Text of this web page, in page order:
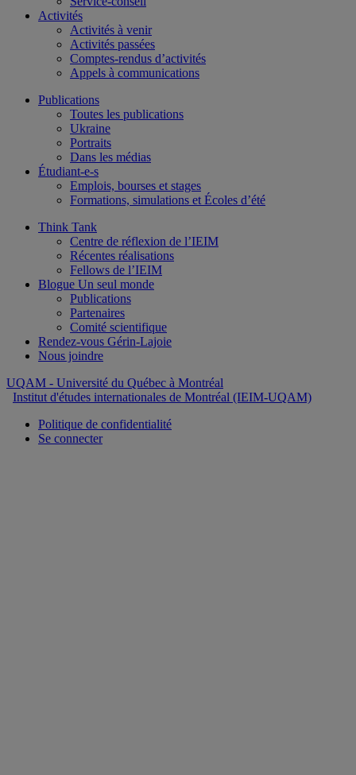
Activités
Activités à venir
Activités passées
Comptes-rendus d’activités
Appels à communications
Publications
Toutes les publications
Ukraine
Portraits
Dans les médias
Étudiant-e-s
Emplois, bourses et stages
Formations, simulations et Écoles d’été
Think Tank
Centre de réflexion de l’IEIM
Récentes réalisations
Fellows de l’IEIM
Blogue Un seul monde
Publications
Partenaires
Comité scientifique
Rendez-vous Gérin-Lajoie
Nous joindre
UQAM - Université du Québec à Montréal
Institut d'études internationales de Montréal (IEIM-UQAM)
Politique de confidentialité
Se connecter